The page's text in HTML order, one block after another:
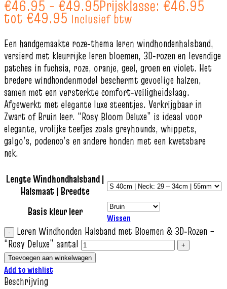
€46.95 - €49.95Prijsklasse: €46.95
tot €49.95 Inclusief btw
Een handgemaakte roze‑thema leren windhondenhalsband,
versierd met kleurrijke leren bloemen, 3D‑rozen en levendige
patches in fuchsia, roze, oranje, geel, groen en violet. Het
bredere windhondenmodel beschermt gevoelige halzen,
samen met een versterkte comfort‑veiligheidslaag.
Afgewerkt met elegante luxe steentjes. Verkrijgbaar in
Zwart of Bruin leer. “Rosy Bloom Deluxe” is ideaal voor
elegante, vrolijke teefjes zoals greyhounds, whippets,
galgo’s, podenco’s en andere honden met een kwetsbare
nek.
Lengte Windhondhalsband |
Halsmaat | Breedte
Basis kleur leer
Wissen
Leren Windhonden Halsband met Bloemen & 3D‑Rozen –
“Rosy Deluxe” aantal
Toevoegen aan winkelwagen
Add to wishlist
Beschrijving